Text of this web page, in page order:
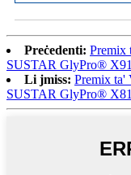
Preċedenti: Premix
SUSTAR GlyPro®
Li jmiss: Premix ta'
SUSTAR GlyPro®